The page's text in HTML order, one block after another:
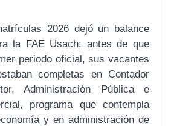
2026 dejó un balance
la FAE Usach: antes de que
periodo oficial, sus vacantes
completas en Contador
Administración Pública e
programa que contempla
y en administración de